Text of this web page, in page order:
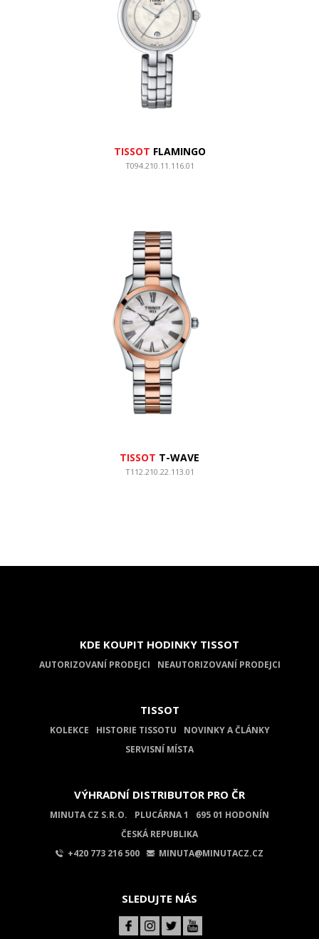
TISSOT FLAMINGO
T094.210.11.116.01
TISSOT T-WAVE
T112.210.22.113.01
KDE KOUPIT HODINKY TISSOT
AUTORIZOVANÍ PRODEJCI NEAUTORIZOVANÍ PRODEJCI
TISSOT
KOLEKCE HISTORIE TISSOTU
NOVINKY A ČLÁNKY
SERVISNÍ MÍSTA
VÝHRADNÍ DISTRIBUTOR PRO ČR
MINUTA CZ S.R.O. PLUCÁRNA 1
695 01 HODONÍN
ČESKÁ REPUBLIKA
+420 773 216 500
MINUTA@MINUTACZ.CZ
SLEDUJTE NÁS